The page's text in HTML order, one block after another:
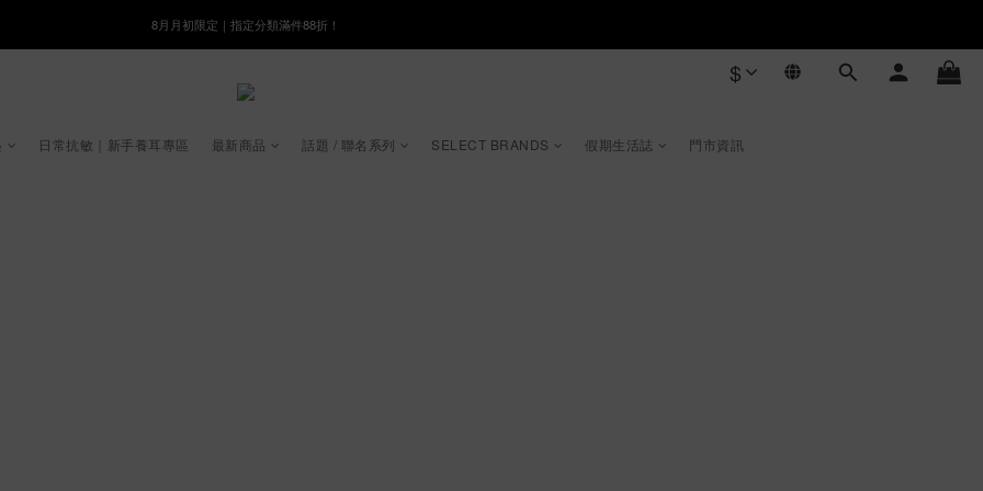
8月月初限定｜指定分類滿件88折！
線在，好事發生｜祈願新品 第2件享9折
🌸新會員限定🌸註冊送$100購物金
8月月初限定｜指定分類滿件88折！
$
日常抗敏｜新手養耳專區 最新商品 話題 / 聯名系列 SELECT BRANDS 假期生活誌 門市資訊